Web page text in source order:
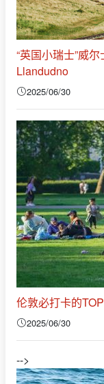
“英国小瑞士”威
Llandudno
2025/06/30
伦敦必打卡的
2025/06/30
-->